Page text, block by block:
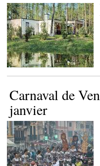
Carnaval de
janvier